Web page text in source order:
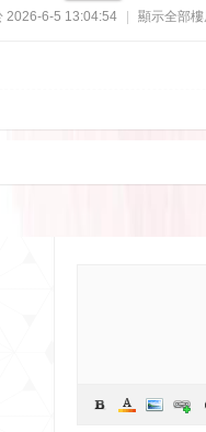
2026-6-5 13:04:54 顯示全部